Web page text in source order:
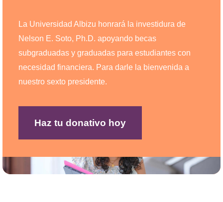
La Universidad Albizu honrará la investidura de
Nelson E. Soto, Ph.D. apoyando becas
subgraduadas y graduadas para estudiantes con
necesidad financiera. Para darle la bienvenida a
nuestro sexto presidente.
Haz tu donativo hoy